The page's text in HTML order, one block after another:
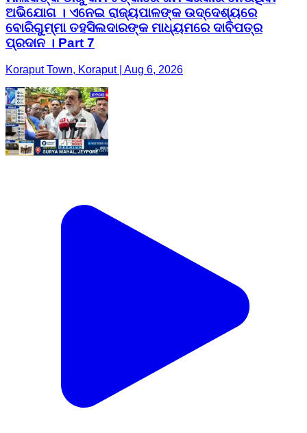
ଅଭିଯୋଗ । ଏନେଇ ରାଜ୍ୟପାଳଙ୍କ ଉଦ୍ଦେଶ୍ୟରେ
ବୋରିଗୁମ୍ମା ତହସିଲଦାରଙ୍କ ମାଧ୍ୟମରେ ଦାବିପତ୍ର
ପ୍ରଦାନ । Part 7
Koraput Town, Koraput | Aug 6, 2026